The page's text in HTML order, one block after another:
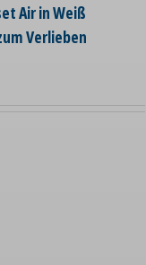
Air in Weiß
Verlieben